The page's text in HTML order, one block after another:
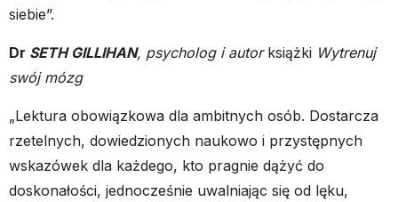
siebie”.
Dr SETH GILLIHAN, psycholog i autorksiążki Wytrenuj
swój mózg
„Lektura obowiązkowa dla ambitnych osób. Dostarcza
rzetelnych, dowiedzionych naukowo i przystępnych
wskazówek dla każdego, kto pragnie dążyć do
doskonałości, jednocześnie uwalniając się od lęku,